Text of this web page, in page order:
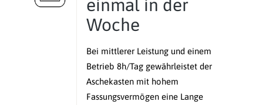
einmal in der
Woche
Bei mittlerer Leistung und einem
Betrieb 8h/Tag gewährleistet der
Aschekasten mit hohem
Fassungsvermögen eine Lange